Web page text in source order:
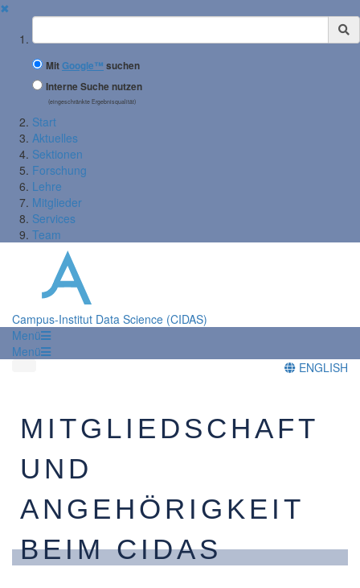
✖
Suchbegriff
MitGoogle™ suchen
Interne Suche nutzen
(eingeschränkte Ergebnisqualität)
Start
Aktuelles
Sektionen
Forschung
Lehre
Mitglieder
Services
Team
Campus-Institut Data Science (CIDAS)
Menü
Menü
ENGLISH
MITGLIEDSCHAFT
UND
ANGEHÖRIGKEIT
BEIM CIDAS